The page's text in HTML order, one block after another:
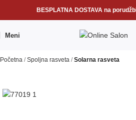
BESPLATNA DOSTAVA na
Meni
Početna Spoljna rasveta Solarna rasveta